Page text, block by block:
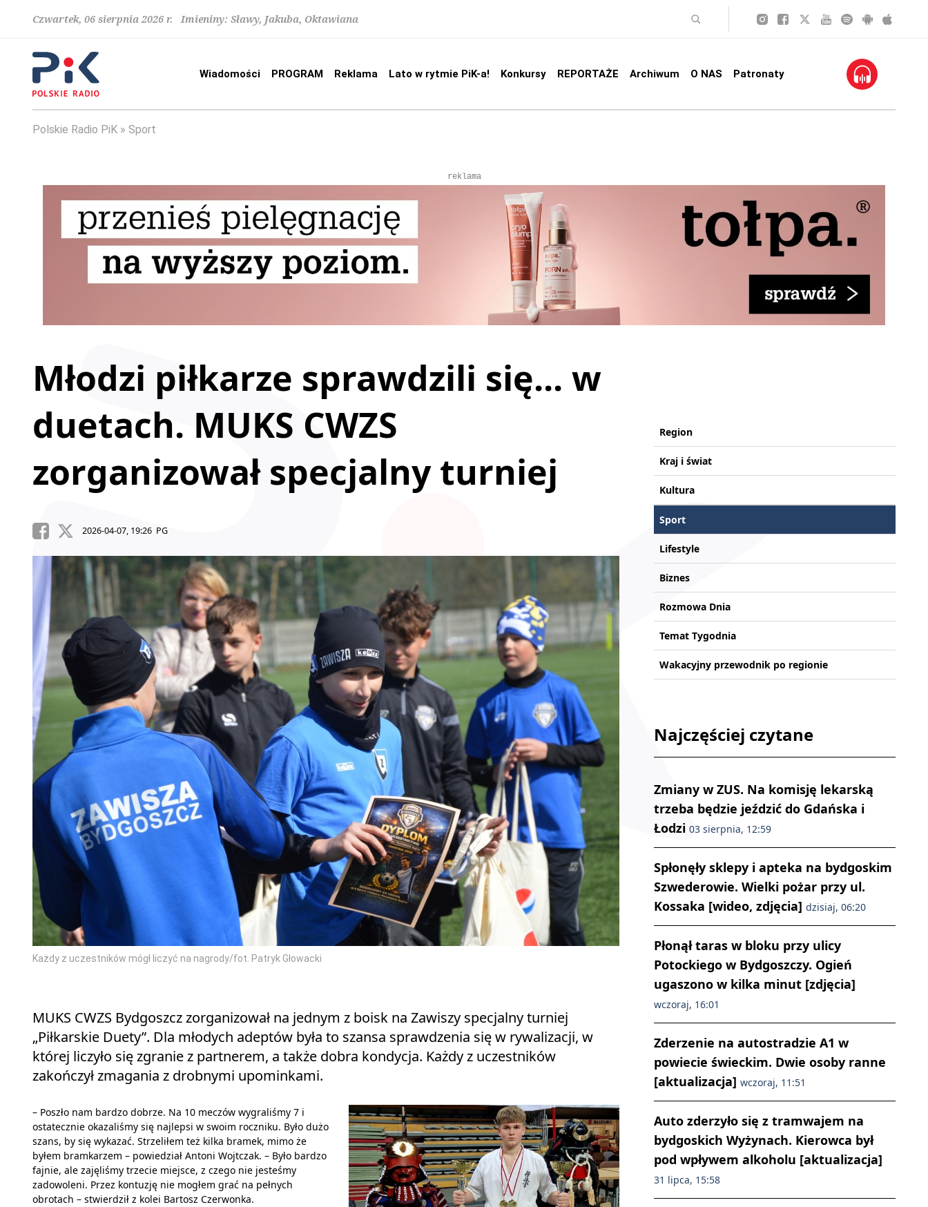
Czwartek, 06 sierpnia 2026 r. Imieniny: Sławy, Jakuba, Oktawiana
Wiadomości PROGRAM Reklama Lato w rytmie PiK-a! Konkursy REPORTAŻE Archiwum O NAS Patronaty
Polskie Radio PiK Sport
reklama
Młodzi piłkarze sprawdzili się... w
duetach. MUKS CWZS
zorganizował specjalny turniej
2026-04-07, 19:26 PG
Każdy z uczestników mógł liczyć na nagrody/fot. Patryk Głowacki
MUKS CWZS Bydgoszcz zorganizował na jednym z boisk na Zawiszy specjalny turniej
„Piłkarskie Duety”. Dla młodych adeptów była to szansa sprawdzenia się w rywalizacji, w
której liczyło się zgranie z partnerem, a także dobra kondycja. Każdy z uczestników
zakończył zmagania z drobnymi upominkami.
– Poszło nam bardzo dobrze. Na 10 meczów wygraliśmy 7 i
ostatecznie okazaliśmy się najlepsi w swoim roczniku. Było dużo
szans, by się wykazać. Strzeliłem też kilka bramek, mimo że
byłem bramkarzem – powiedział Antoni Wojtczak. – Było bardzo
fajnie, ale zajęliśmy trzecie miejsce, z czego nie jesteśmy
zadowoleni. Przez kontuzję nie mogłem grać na pełnych
obrotach – stwierdził z kolei Bartosz Czerwonka.
Region
Kraj i świat
Kultura
Sport
Lifestyle
Biznes
Rozmowa Dnia
Temat Tygodnia
Wakacyjny przewodnik po regionie
Najczęściej czytane
Zmiany w ZUS. Na komisję lekarską
trzeba będzie jeździć do Gdańska i
Łodzi 03 sierpnia, 12:59
Spłonęły sklepy i apteka na bydgoskim
Szwederowie. Wielki pożar przy ul.
Kossaka [wideo, zdjęcia] dzisiaj, 06:20
Płonął taras w bloku przy ulicy
Potockiego w Bydgoszczy. Ogień
ugaszono w kilka minut [zdjęcia]
wczoraj, 16:01
Zderzenie na autostradzie A1 w
powiecie świeckim. Dwie osoby ranne
[aktualizacja] wczoraj, 11:51
Auto zderzyło się z tramwajem na
bydgoskich Wyżynach. Kierowca był
pod wpływem alkoholu [aktualizacja]
31 lipca, 15:58